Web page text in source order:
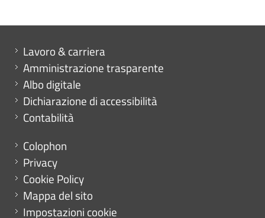
Mini menu di servizio
Lavoro & carriera
Amministrazione trasparente
Albo digitale
Dichiarazione di accessibilità
Contabilità
Menu footer
Colophon
Privacy
Cookie Policy
Mappa del sito
Impostazioni cookie